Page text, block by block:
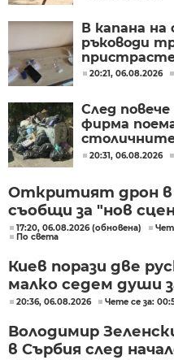
В капана
ръководи
20:21, 06.08.2026
След
фирма
"Подуяне" и
20:31, 06.08.2026
Откритият дрон в
съобщи за "нов
17:20, 06.08.2026 (обновена)
По света
Киев порази две
малко седем души
20:36, 06.08.2026 Чете се за:
Володимир
в Сърбия след